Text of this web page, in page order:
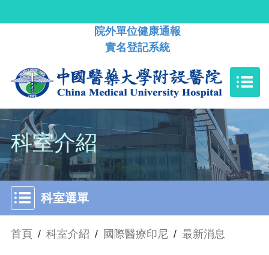
院外單位健康通報
實名登記系統
科室介紹
科室選單
首頁 / 科室介紹 / 國際醫療印尼 / 最新消息